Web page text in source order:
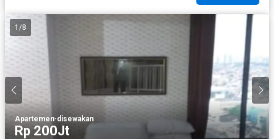
1 /8
Apartemen·disewakan
Rp 200Jt